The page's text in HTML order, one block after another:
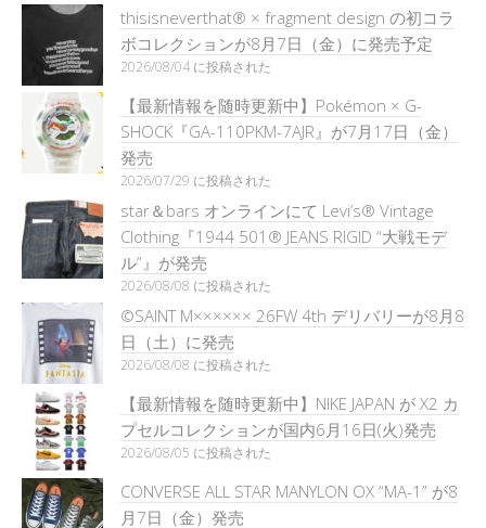
thisisneverthat® × fragment design の初コラ
ボコレクションが8月7日（金）に発売予定
2026/08/04 に投稿された
【最新情報を随時更新中】Pokémon × G-
SHOCK『GA-110PKM-7AJR』が7月17日（金）
発売
2026/07/29 に投稿された
star＆bars オンラインにて Levi’s® Vintage
Clothing『1944 501® JEANS RIGID “大戦モデ
ル”』が発売
2026/08/08 に投稿された
©SAINT M×××××× 26FW 4th デリバリーが8月8
日（土）に発売
2026/08/08 に投稿された
【最新情報を随時更新中】NIKE JAPAN が X2 カ
プセルコレクションが国内6月16日(火)発売
2026/08/05 に投稿された
CONVERSE ALL STAR MANYLON OX “MA-1” が8
月7日（金）発売